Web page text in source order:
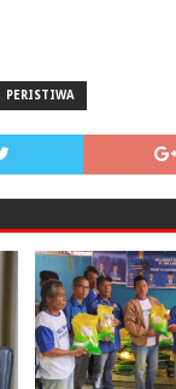
PERISTIWA